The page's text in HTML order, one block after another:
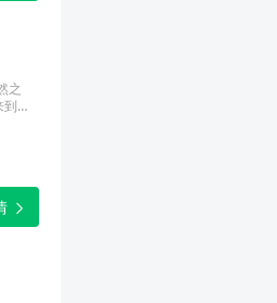
之
神
的
文